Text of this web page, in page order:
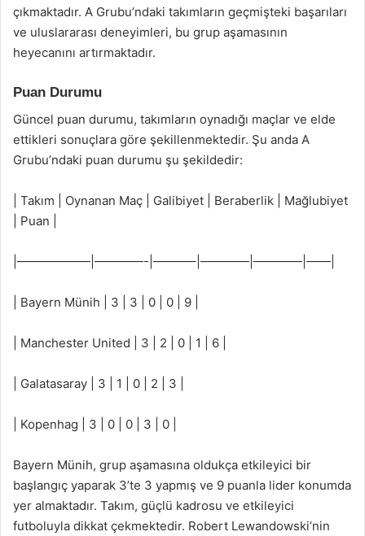
çıkmaktadır. A Grubu’ndaki takımların geçmişteki başarıları
ve uluslararası deneyimleri, bu grup aşamasının
heyecanını artırmaktadır.
Puan Durumu
Güncel puan durumu, takımların oynadığı maçlar ve elde
ettikleri sonuçlara göre şekillenmektedir. Şu anda A
Grubu’ndaki puan durumu şu şekildedir:
| Takım | Oynanan Maç | Galibiyet | Beraberlik | Mağlubiyet
| Puan |
|——————|————-|———–|————|————|——|
| Bayern Münih | 3 | 3 | 0 | 0 | 9 |
| Manchester United | 3 | 2 | 0 | 1 | 6 |
| Galatasaray | 3 | 1 | 0 | 2 | 3 |
| Kopenhag | 3 | 0 | 0 | 3 | 0 |
Bayern Münih, grup aşamasına oldukça etkileyici bir
başlangıç yaparak 3’te 3 yapmış ve 9 puanla lider konumda
yer almaktadır. Takım, güçlü kadrosu ve etkileyici
futboluyla dikkat çekmektedir. Robert Lewandowski’nin